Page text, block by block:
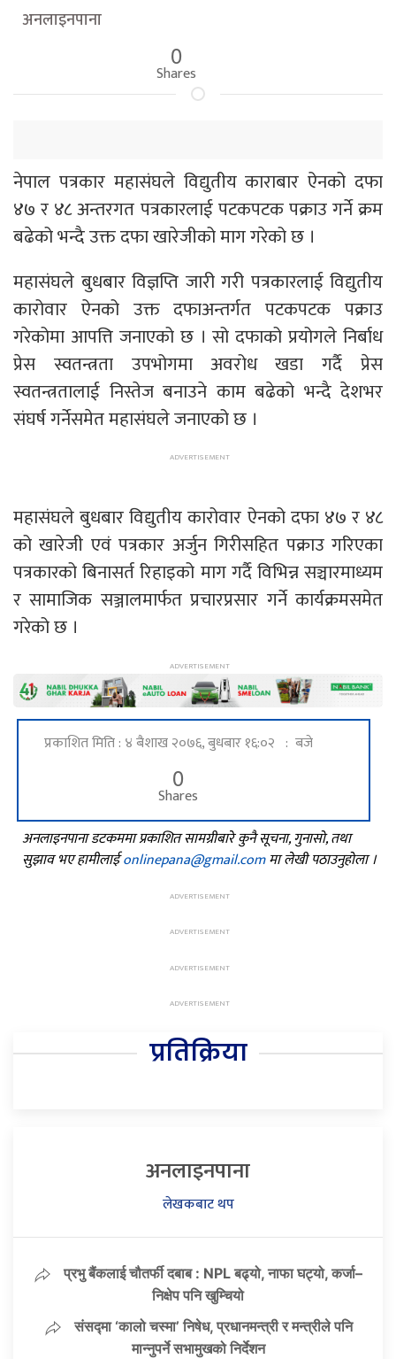
अनलाइनपाना
0
Shares
नेपाल पत्रकार महासंघले विद्युतीय काराबार ऐनको दफा
४७ र ४८ अन्तरगत पत्रकारलाई पटकपटक पक्राउ गर्ने क्रम
बढेको भन्दै उक्त दफा खारेजीको माग गरेको छ ।
महासंघले बुधबार विज्ञप्ति जारी गरी पत्रकारलाई विद्युतीय
कारोवार ऐनको उक्त दफाअन्तर्गत पटकपटक पक्राउ
गरेकोमा आपत्ति जनाएको छ । सो दफाको प्रयोगले निर्बाध
प्रेस स्वतन्त्रता उपभोगमा अवरोध खडा गर्दै प्रेस
स्वतन्त्रतालाई निस्तेज बनाउने काम बढेको भन्दै देशभर
संघर्ष गर्नेसमेत महासंघले जनाएको छ ।
महासंघले बुधबार विद्युतीय कारोवार ऐनको दफा ४७ र ४८
को खारेजी एवं पत्रकार अर्जुन गिरीसहित पक्राउ गरिएका
पत्रकारको बिनासर्त रिहाइको माग गर्दै विभिन्न सञ्चारमाध्यम
र सामाजिक सञ्जालमार्फत प्रचारप्रसार गर्ने कार्यक्रमसमेत
गरेको छ ।
प्रकाशित मिति : ४ बैशाख २०७६, बुधबार १६:०२ : बजे
0
Shares
अनलाइनपाना डटकममा प्रकाशित सामग्रीबारे कुनै सूचना, गुनासो, तथा
सुझाव भए हामीलाईonlinepana@gmail.comमा लेखी पठाउनुहोला ।
प्रतिक्रिया
अनलाइनपाना
लेखकबाट थप
प्रभु बैंकलाई चौतर्फी दबाब : NPL बढ्यो, नाफा घट्यो, कर्जा–
निक्षेप पनि खुम्चियो
संसद्मा ‘कालो चस्मा’ निषेध, प्रधानमन्त्री र मन्त्रीले पनि
मान्नुपर्ने सभामुखको निर्देशन